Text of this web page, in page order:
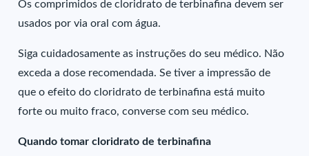
Os comprimidos de cloridrato de terbinafina devem ser
usados por via oral com água.
Siga cuidadosamente as instruções do seu médico. Não
exceda a dose recomendada. Se tiver a impressão de
que o efeito do cloridrato de terbinafina está muito
forte ou muito fraco, converse com seu médico.
Quando tomar cloridrato de terbinafina